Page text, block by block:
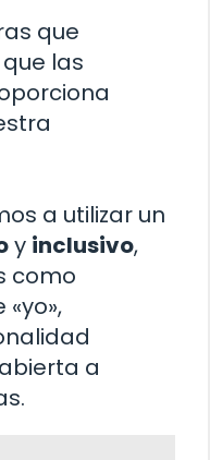
que
las
a utilizar un
y inclusivo,
como
a